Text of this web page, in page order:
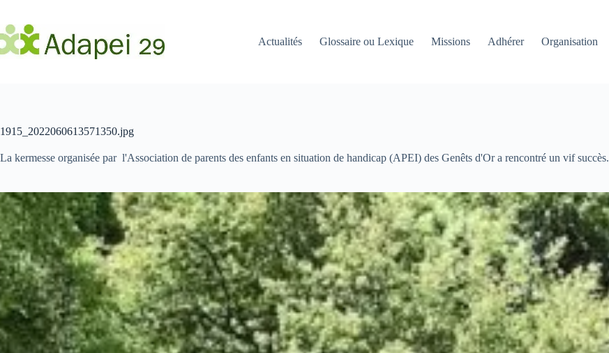
contenu
Actualités
Glossaire ou Lexique Missions Adhérer Organisation
1915_2022060613571350.jpg
La kermesse organisée par l'Association de parents des enfants en situation de handicap (APEI) des Genêts d'Or a rencontré un vif succès.